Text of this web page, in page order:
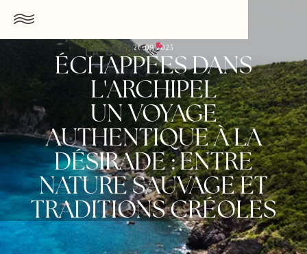
20.09.2023
ÉCHAPPÉES DANS
L'ARCHIPEL
UN VOYAGE
AUTHENTIQUE À LA
DÉSIRADE : ENTRE
NATURE SAUVAGE ET
TRADITIONS CRÉOLES